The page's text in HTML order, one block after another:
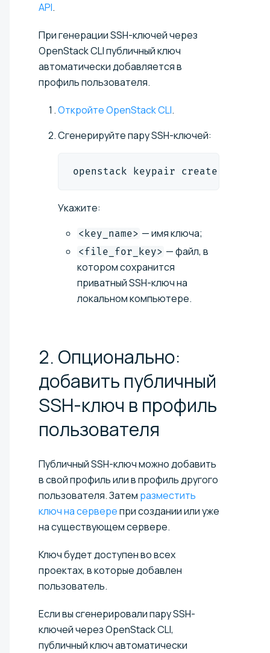
API.
При генерации SSH-ключей через
OpenStack CLI публичный ключ
автоматически добавляется в
профиль пользователя.
Откройте OpenStack CLI.
Сгенерируйте пару SSH-ключей:
openstack keypair create
Укажите:
<key_name> — имя ключа;
<file_for_key> — файл, в
котором сохранится
приватный SSH-ключ на
локальном компьютере.
2. Опционально:
добавить публичный
SSH-ключ в профиль
пользователя
Публичный SSH-ключ можно добавить
в свой профиль или в профиль другого
пользователя. Затем разместить
ключ на серверепри создании или уже
на существующем сервере.
Ключ будет доступен во всех
проектах, в которые добавлен
пользователь.
Если вы сгенерировали пару SSH-
ключей через OpenStack CLI,
публичный ключ автоматически